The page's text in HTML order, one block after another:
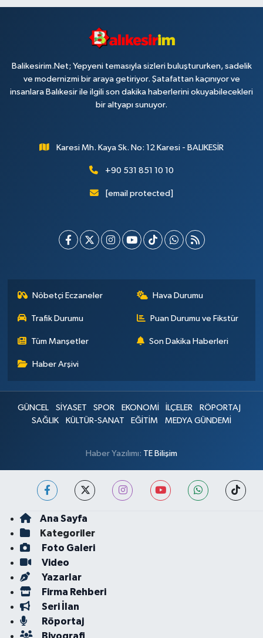
Balikesirim.Net; Yepyeni temasıyla sizleri buluştururken, sadelik
ve modernizmi bir araya getiriyor. Şatafattan kaçınıyor ve
insanlara Balıkesir ile ilgili son dakika haberlerini okuyabilecekleri
bir altyapı sunuyor.
Karesi Mh. Kaya Sk. No: 12 Karesi - BALIKESİR
+90 531 851 10 10
[email protected]
Nöbetçi Eczaneler Hava Durumu
Trafik Durumu Puan Durumu ve Fikstür
Tüm Manşetler Son Dakika Haberleri
Haber Arşivi
GÜNCEL SİYASET SPOR EKONOMİ İLÇELER
RÖPORTAJ
SAĞLIK
KÜLTÜR-SANAT EĞİTİM MEDYA GÜNDEMİ
Haber Yazılımı: TE Bilişim
Ana Sayfa
Kategoriler
Foto Galeri
Video
Yazarlar
Firma Rehberi
Seri İlan
Röportaj